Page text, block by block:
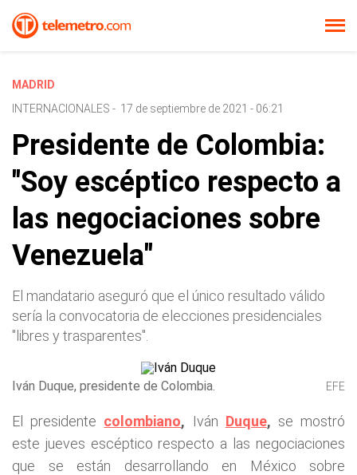
MADRID
INTERNACIONALES - 17 de septiembre de 2021 - 06:21
Presidente de Colombia:
"Soy escéptico respecto a
las negociaciones sobre
Venezuela"
El mandatario aseguró que el único resultado válido
sería la convocatoria de elecciones presidenciales
"libres y trasparentes".
Iván Duque, presidente de Colombia. EFE
El presidente colombiano, Iván Duque, se mostró
este jueves escéptico respecto a las negociaciones
que se están desarrollando en México sobre